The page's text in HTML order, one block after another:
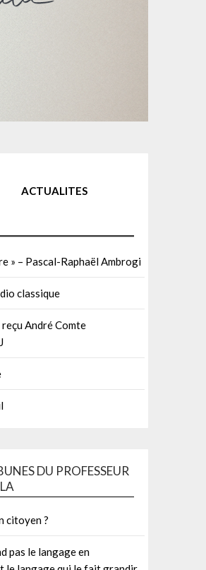
ACTUALITES
» – Pascal-Raphaël Ambrogi
classique
André Comte
DU PROFESSEUR
citoyen ?
pas le langage en